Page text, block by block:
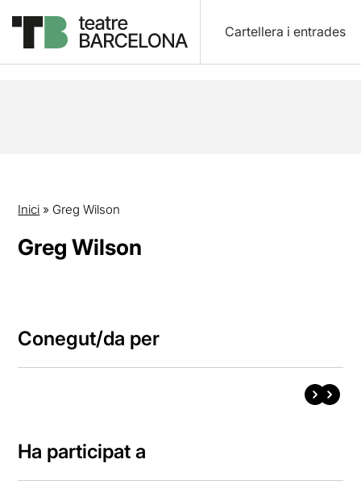
Cartellera i entrades
Inici » Greg Wilson
Greg Wilson
Conegut/da per
Ha participat a